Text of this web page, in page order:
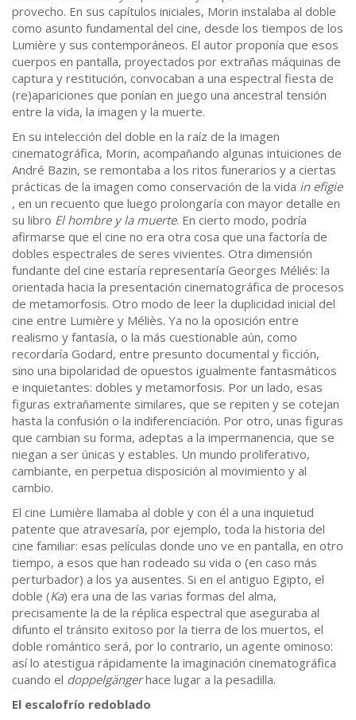
provecho. En sus capítulos iniciales, Morin instalaba al doble
como asunto fundamental del cine, desde los tiempos de los
Lumière y sus contemporáneos. El autor proponía que esos
cuerpos en pantalla, proyectados por extrañas máquinas de
captura y restitución, convocaban a una espectral fiesta de
(re)apariciones que ponían en juego una ancestral tensión
entre la vida, la imagen y la muerte.
En su intelección del doble en la raíz de la imagen
cinematográfica, Morin, acompañando algunas intuiciones de
André Bazin, se remontaba a los ritos funerarios y a ciertas
prácticas de la imagen como conservación de la vida in efigie
, en un recuento que luego prolongaría con mayor detalle en
su libro El hombre y la muerte. En cierto modo, podría
afirmarse que el cine no era otra cosa que una factoría de
dobles espectrales de seres vivientes. Otra dimensión
fundante del cine estaría representaría Georges Méliés: la
orientada hacia la presentación cinematográfica de procesos
de metamorfosis. Otro modo de leer la duplicidad inicial del
cine entre Lumière y Méliès. Ya no la oposición entre
realismo y fantasía, o la más cuestionable aún, como
recordaría Godard, entre presunto documental y ficción,
sino una bipolaridad de opuestos igualmente fantasmáticos
e inquietantes: dobles y metamorfosis. Por un lado, esas
figuras extrañamente similares, que se repiten y se cotejan
hasta la confusión o la indiferenciación. Por otro, unas figuras
que cambian su forma, adeptas a la impermanencia, que se
niegan a ser únicas y estables. Un mundo proliferativo,
cambiante, en perpetua disposición al movimiento y al
cambio.
El cine Lumière llamaba al doble y con él a una inquietud
patente que atravesaría, por ejemplo, toda la historia del
cine familiar: esas películas donde uno ve en pantalla, en otro
tiempo, a esos que han rodeado su vida o (en caso más
perturbador) a los ya ausentes. Si en el antiguo Egipto, el
doble (Ka) era una de las varias formas del alma,
precisamente la de la réplica espectral que aseguraba al
difunto el tránsito exitoso por la tierra de los muertos, el
doble romántico será, por lo contrario, un agente ominoso:
así lo atestigua rápidamente la imaginación cinematográfica
cuando el doppelgängerhace lugar a la pesadilla.
El escalofrío redoblado